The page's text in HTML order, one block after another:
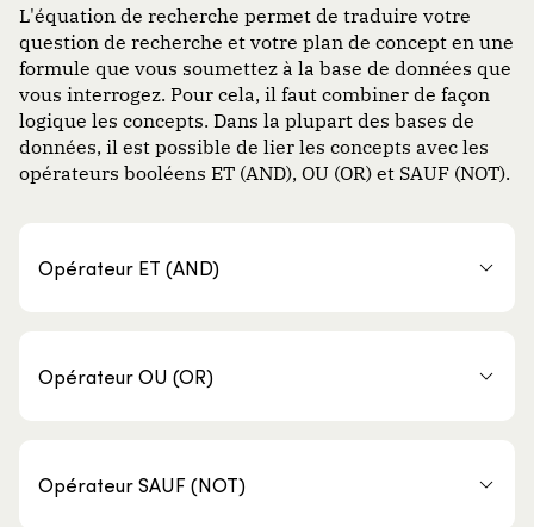
L'équation de recherche permet de traduire votre
question de recherche et votre plan de concept en une
formule que vous soumettez à la base de données que
vous interrogez. Pour cela, il faut combiner de façon
logique les concepts. Dans la plupart des bases de
données, il est possible de lier les concepts avec les
opérateurs booléens ET (AND), OU (OR) et SAUF (NOT).
Opérateur ET (AND)
Opérateur OU (OR)
Opérateur SAUF (NOT)